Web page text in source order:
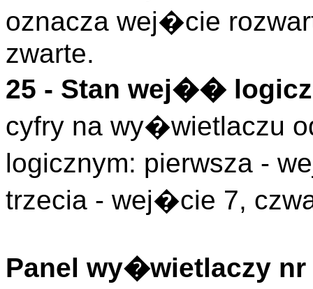
oznacza wej�cie
zwarte.
25 - Stan wej��
cyfry na wy�wietlaczu
logicznym: pierwsza -
trzecia - wej�cie 7,
Panel wy�wietlaczy nr